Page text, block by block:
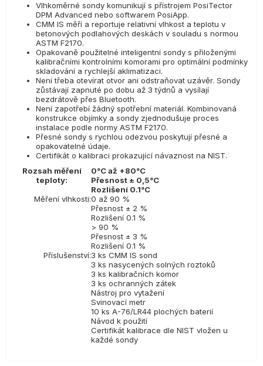
Vlhkoměrné sondy komunikují s přístrojem PosiTector
DPM Advanced nebo softwarem PosiApp.
CMM IS měří a reportuje relativní vlhkost a teplotu v
betonových podlahových deskách v souladu s normou
ASTM F2170.
Opakovaně použitelné inteligentní sondy s přiloženými
kalibračními kontrolními komorami pro optimální podmínky
skladování a rychlejší aklimatizaci.
Není třeba otevírat otvor ani odstraňovat uzávěr. Sondy
zůstávají zapnuté po dobu až 3 týdnů a vysílají
bezdrátově přes Bluetooth.
Není zapotřebí žádný spotřební materiál. Kombinovaná
konstrukce objímky a sondy zjednodušuje proces
instalace podle normy ASTM F2170.
Přesné sondy s rychlou odezvou poskytují přesné a
opakovatelné údaje.
Certifikát o kalibraci prokazující návaznost na NIST.
Rozsah měření
teploty:
0°C až +80°C
Přesnost ± 0,5°C
Rozlišení 0.1°C
Měření vlhkosti:0 až 90 %
Přesnost ± 2 %
Rozlišení 0.1 %
> 90 %
Přesnost ± 3 %
Rozlišení 0.1 %
Příslušenství:3 ks CMM IS sond
3 ks nasycených solných roztoků
3 ks kalibračních komor
3 ks ochranných zátek
Nástroj pro vytažení
Svinovací metr
10 ks A-76/LR44 plochých baterií
Návod k použití
Certifikát kalibrace dle NIST vložen u
každé sondy